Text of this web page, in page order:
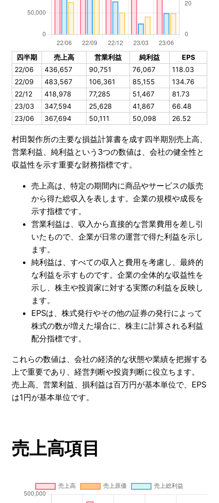
四半期 売上高 営業利益 純利益
EPS
22/06
436,657 90,751 76,067
118.03
22/09
483,567 106,361 85,155
134.76
22/12
418,978 77,285 51,467
81.73
23/03
347,594 25,628 41,867
66.48
23/06
367,694 50,111 50,098 26.52
村田製作所の主要な損益計算書を成す四半期別売上高、
営業利益、純利益という3つの数値は、会社の健全性と
収益性を示す重要な財務指標です。
売上高は、特定の期間内に商品やサービスの販売
から得た総収入を表します。企業の規模や成長を
示す指標です。
営業利益は、収入から直接的な営業費用を差し引
いたもので、企業が日常の運営で得た利益を示し
ます。
純利益は、すべての収入と費用を考慮し、最終的
な利益を示すものです。企業の全体的な収益性を
示し、株主や投資家に対する実際の利益を反映し
ます。
EPSは、株式発行やその他の証券の発行によって
株式の数が増えた場合に、株主に計算される利益
配分指標です。
これらの数値は、会社の経済的な状態や業績を把握する
上で重要であり、経営判断や投資判断に役立ちます。
売上高、営業利益、損利益は百万円が基本単位で、EPS
は1円が基本単位です。
売上高項目